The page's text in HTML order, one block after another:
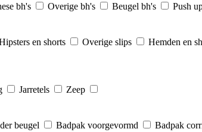
bh's Overige bh's Beugel bh's Push
en shorts Overige slips Hemden en
Jarretels
Zeep
beugel Badpak voorgevormd
Badpak